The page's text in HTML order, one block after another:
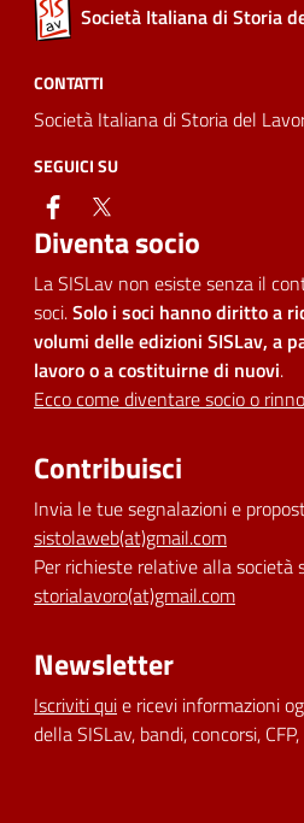
Società Italiana di Storia
CONTATTI
Società Italiana di Storia del
SEGUICI SU
facebook
Diventa socio
La SISLav non esiste senza il
soci.Solo i soci hanno diritto a
volumi delle edizioni SISLav, a
lavoro o a costituirne di nuovi.
Ecco come diventare socio o
Contribuisci
Invia le tue segnalazioni e
sistolaweb(at)gmail.com
Per richieste relative alla società
storialavoro(at)gmail.com
Newsletter
Iscriviti quie ricevi informazioni
della SISLav, bandi, concorsi,